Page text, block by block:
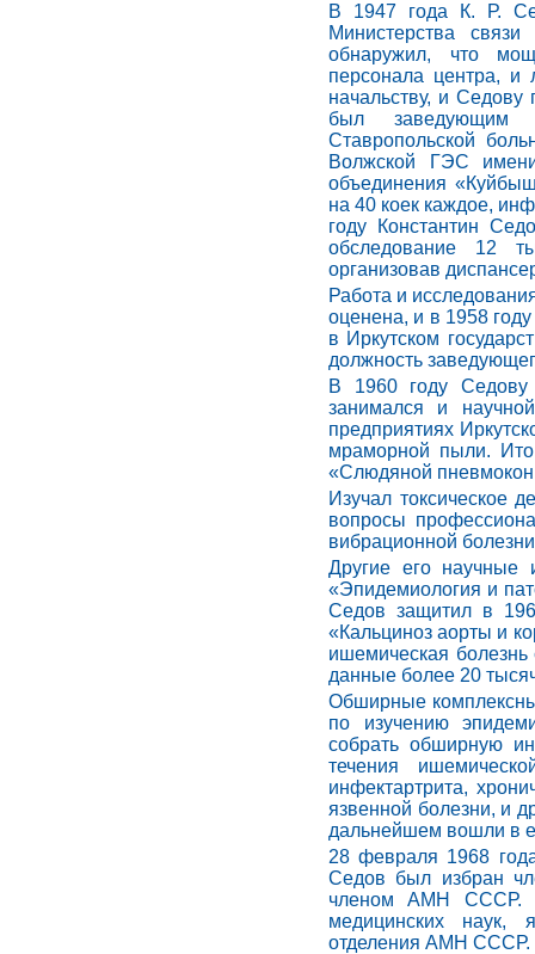
В 1947 года К. Р.
Министерства
обнаружил, что
персонала центра, и
начальству, и
был заведующим
Ставропольской
Волжской ГЭС
объединения
на 40 коек каждое,
году Константин
обследование 12
организовав
Работа и
оценена, и в 1958
в Иркутском
должность
В 1960 году Седову
занимался и
предприятиях
мраморной пыли.
«Слюдяной
Изучал токсическое
вопросы
вибрационной
Другие его научные
«Эпидемиология и
Седов защитил в
«Кальциноз аорты и
ишемическая
данные более 20
Обширные
по изучению
собрать обширную
течения
инфектартрита,
язвенной болезни, и
дальнейшем вошли в
28 февраля 1968
Седов был избран
членом АМН СССР.
медицинских наук,
отделения АМН СССР.